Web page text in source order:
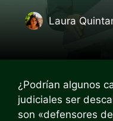
Laura
¿Podrían algunos
judiciales ser
son «defensores